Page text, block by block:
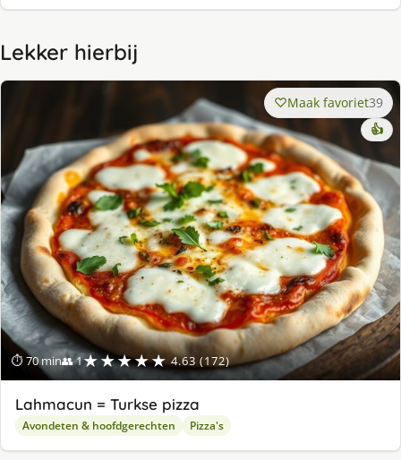
Lekker hierbij
⏱ 70 min👥 1★★★★★ 4.63 (172)
Maak favoriet39
👍
Lahmacun = Turkse pizza
Avondeten & hoofdgerechten Pizza's